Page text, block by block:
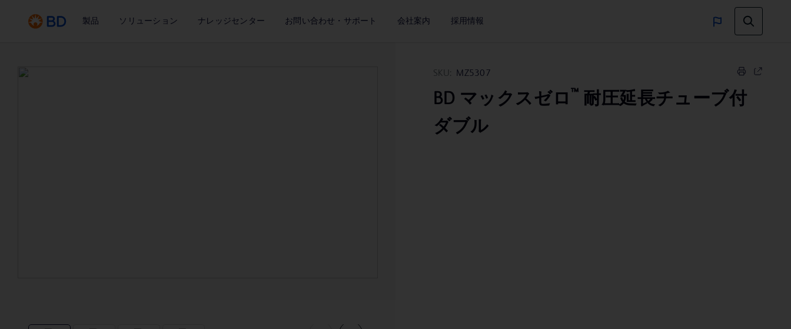
製品 ソリューション ナレッジセンター お問い合わせ・サポート 会社案内 採用情報
SKU: MZ5307
BD マックスゼロ ™ 耐圧延長チューブ付
ダブル